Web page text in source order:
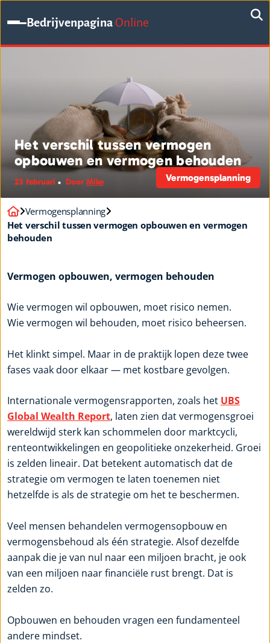
BedrijvenpaginaOnline
Vermogensplanning
Het verschil tussen vermogen
opbouwen en vermogen behouden
23 februari Door Mike
Vermogensplanning
Het verschil tussen vermogen opbouwen en vermogen
behouden
Vermogen opbouwen, vermogen behouden
Wie vermogen wil opbouwen, moet risico nemen.
Wie vermogen wil behouden, moet risico beheersen.
Het klinkt simpel. Maar in de praktijk lopen deze twee
fases vaak door elkaar — met kostbare gevolgen.
Internationale vermogensrapporten, zoals het UBS
Global Wealth Report, laten zien dat vermogensgroei
wereldwijd sterk kan schommelen door marktcycli,
renteontwikkelingen en geopolitieke onzekerheid. Groei
is zelden lineair. Dat betekent automatisch dat de
strategie om vermogen te laten toenemen niet
hetzelfde is als de strategie om het te beschermen.
Veel mensen behandelen vermogensopbouw en
vermogensbehoud als één strategie. Alsof dezelfde
aanpak die je van nul naar een miljoen bracht, je ook
van een miljoen naar financiële rust brengt. Dat is
zelden zo.
Opbouwen en behouden vragen een fundamenteel
andere mindset.